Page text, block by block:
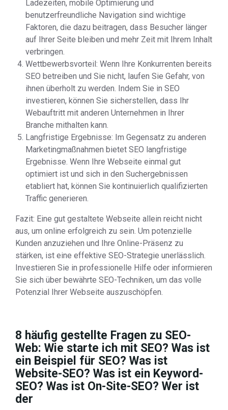
Ladezeiten, mobile Optimierung und
benutzerfreundliche Navigation sind wichtige
Faktoren, die dazu beitragen, dass Besucher länger
auf Ihrer Seite bleiben und mehr Zeit mit Ihrem Inhalt
verbringen.
Wettbewerbsvorteil: Wenn Ihre Konkurrenten bereits
SEO betreiben und Sie nicht, laufen Sie Gefahr, von
ihnen überholt zu werden. Indem Sie in SEO
investieren, können Sie sicherstellen, dass Ihr
Webauftritt mit anderen Unternehmen in Ihrer
Branche mithalten kann.
Langfristige Ergebnisse: Im Gegensatz zu anderen
Marketingmaßnahmen bietet SEO langfristige
Ergebnisse. Wenn Ihre Webseite einmal gut
optimiert ist und sich in den Suchergebnissen
etabliert hat, können Sie kontinuierlich qualifizierten
Traffic generieren.
Fazit: Eine gut gestaltete Webseite allein reicht nicht
aus, um online erfolgreich zu sein. Um potenzielle
Kunden anzuziehen und Ihre Online-Präsenz zu
stärken, ist eine effektive SEO-Strategie unerlässlich.
Investieren Sie in professionelle Hilfe oder informieren
Sie sich über bewährte SEO-Techniken, um das volle
Potenzial Ihrer Webseite auszuschöpfen.
8 häufig gestellte Fragen zu SEO-
Web: Wie starte ich mit SEO? Was ist
ein Beispiel für SEO? Was ist
Website-SEO? Was ist ein Keyword-
SEO? Was ist On-Site-SEO? Wer ist
der